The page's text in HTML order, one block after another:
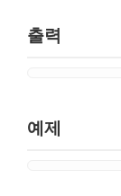
출력
예제